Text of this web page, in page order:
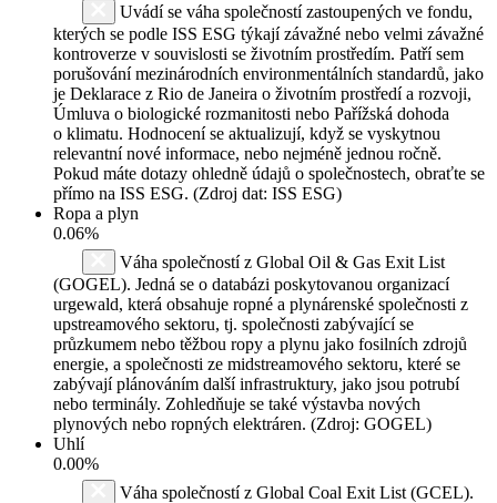
Uvádí se váha společností zastoupených ve fondu,
kterých se podle ISS ESG týkají závažné nebo velmi závažné
kontroverze v souvislosti se životním prostředím. Patří sem
porušování mezinárodních environmentálních standardů, jako
je Deklarace z Rio de Janeira o životním prostředí a rozvoji,
Úmluva o biologické rozmanitosti nebo Pařížská dohoda
o klimatu. Hodnocení se aktualizují, když se vyskytnou
relevantní nové informace, nebo nejméně jednou ročně.
Pokud máte dotazy ohledně údajů o společnostech, obraťte se
přímo na ISS ESG. (Zdroj dat: ISS ESG)
Ropa a plyn
0.06%
Váha společností z Global Oil & Gas Exit List
(GOGEL). Jedná se o databázi poskytovanou organizací
urgewald, která obsahuje ropné a plynárenské společnosti z
upstreamového sektoru, tj. společnosti zabývající se
průzkumem nebo těžbou ropy a plynu jako fosilních zdrojů
energie, a společnosti ze midstreamového sektoru, které se
zabývají plánováním další infrastruktury, jako jsou potrubí
nebo terminály. Zohledňuje se také výstavba nových
plynových nebo ropných elektráren. (Zdroj: GOGEL)
Uhlí
0.00%
Váha společností z Global Coal Exit List (GCEL).